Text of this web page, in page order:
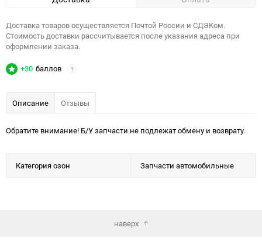
Доставка товаров осуществляется Почтой России и СДЭКом.
Стоимость доставки рассчитывается после указания адреса при
оформлении заказа.
+30 баллов ?
Описание Отзывы
Обратите внимание! Б/У запчасти не подлежат обмену и возврату.
Категория озон Запчасти автомобильные
наверх